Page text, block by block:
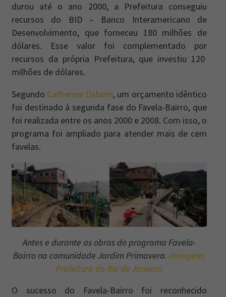
durou até o ano 2000, a Prefeitura conseguiu
recursos do BID – Banco Interamericano de
Desenvolvimento, que forneceu 180 milhões de
dólares. Esse valor foi complementado por
recursos da própria Prefeitura, que investiu 120
milhões de dólares.
Segundo Catherine Osborn, um orçamento idêntico
foi destinado à segunda fase do Favela-Bairro, que
foi realizada entre os anos 2000 e 2008. Com isso, o
programa foi ampliado para atender mais de cem
favelas.
Antes e durante as obras do programa Favela-
Bairro na comunidade Jardim Primavera. (Imagens:
Prefeitura do Rio de Janeiro)
O sucesso do Favela-Bairro foi reconhecido